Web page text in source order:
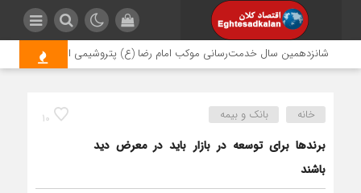
شانزدهمین سال خدمت‌رسانی موکب امام رضا (ع) پتروشیمی اروند؛ روایتی از
10 خانه بانک و بیمه
برندها برای توسعه در بازار باید در معرض دید
باشند